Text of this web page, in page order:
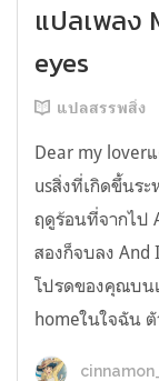
แปลเพลง
eyes
แปลสรรพสิ่ง
Dear my lover
usสิ่งที่เกิดขึ้นระ
ฤดูร้อนที่จากไป
สองก็จบลง And
โปรดของคุณบน
homeในใจฉัน